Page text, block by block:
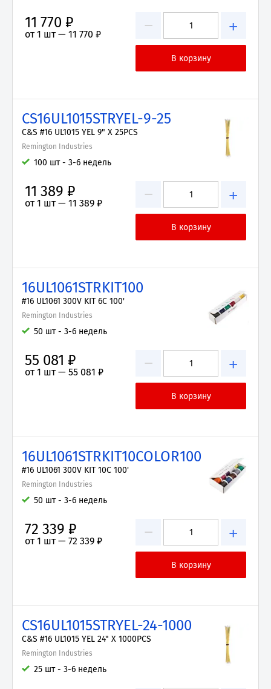
− +
11 770 ₽
от 1 шт — 11 770 ₽
CS16UL1015STRYEL-9-25
C&S #16 UL1015 YEL 9" X 25PCS
Remington Industries
100 шт - 3-6 недель
− +
11 389 ₽
от 1 шт — 11 389 ₽
16UL1061STRKIT100
#16 UL1061 300V KIT 6C 100'
Remington Industries
50 шт - 3-6 недель
− +
55 081 ₽
от 1 шт — 55 081 ₽
16UL1061STRKIT10COLOR100
#16 UL1061 300V KIT 10C 100'
Remington Industries
50 шт - 3-6 недель
− +
72 339 ₽
от 1 шт — 72 339 ₽
CS16UL1015STRYEL-24-1000
C&S #16 UL1015 YEL 24" X 1000PCS
Remington Industries
25 шт - 3-6 недель